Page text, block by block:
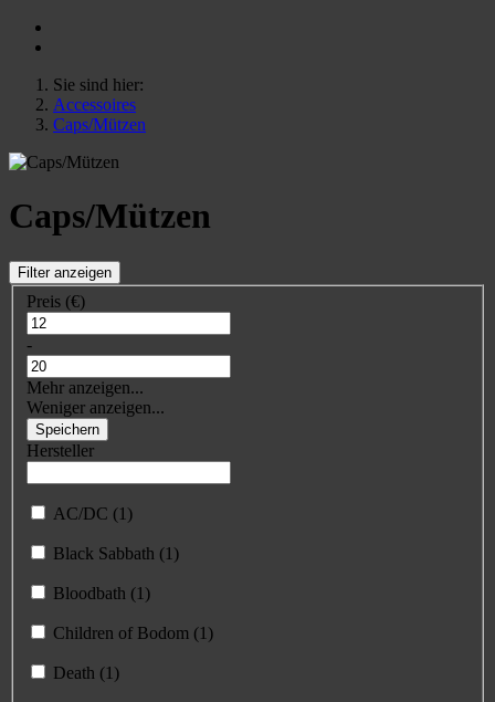
Sie sind hier:
Accessoires
Caps/Mützen
Caps/Mützen
Filter anzeigen
Preis (€)
-
Mehr anzeigen...
Weniger anzeigen...
Speichern
Hersteller
AC/DC (1)
Black Sabbath (1)
Bloodbath (1)
Children of Bodom (1)
Death (1)